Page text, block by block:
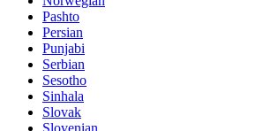
Pashto
Persian
Punjabi
Serbian
Sesotho
Sinhala
Slovak
Slovenian